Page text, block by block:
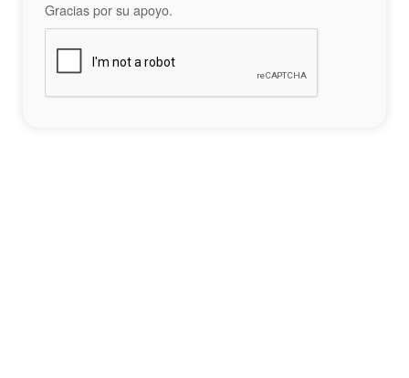
Gracias por su apoyo.